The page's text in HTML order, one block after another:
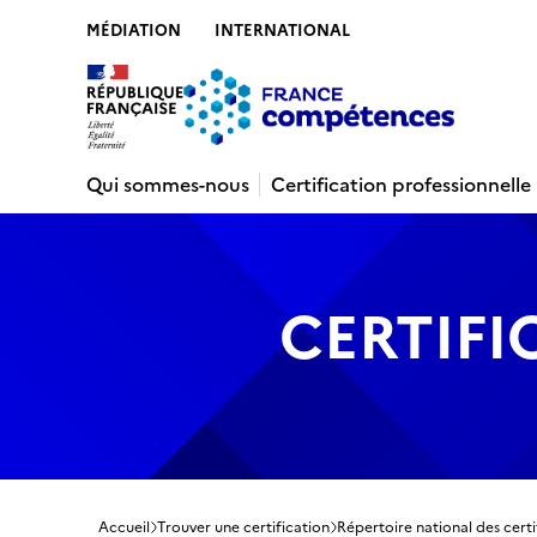
MÉDIATION INTERNATIONAL
Qui sommes-nous
Certification professionnelle
Accueil Trouver une certification Répertoire national des